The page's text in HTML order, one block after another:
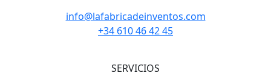
info@lafabricadeinventos.com
+34 610 46 42 45
SERVICIOS